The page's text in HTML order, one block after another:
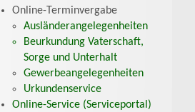
Online-Terminvergabe
Ausländerangelegenheiten
Beurkundung Vaterschaft,
Sorge und Unterhalt
Gewerbeangelegenheiten
Urkundenservice
Online-Service (Serviceportal)